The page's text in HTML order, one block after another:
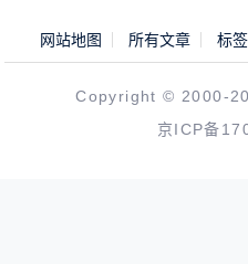
网站地图 所有文章 标
Copyright © 2000-
京ICP备